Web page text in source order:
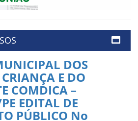
DOS
E DO
COMDICA –
EDITAL DE
PÚBLICO No